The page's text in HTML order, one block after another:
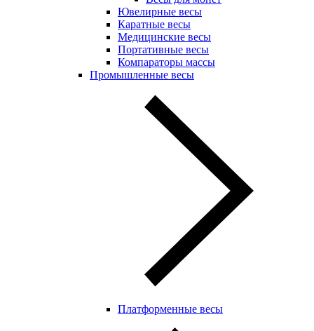
Ювелирные весы
Каратные весы
Медицинские весы
Портативные весы
Компараторы массы
Промышленные весы
Платформенные весы